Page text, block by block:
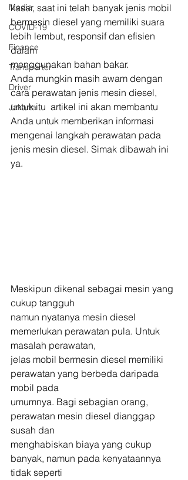
Media
COVID-19
Finance
Transporter
Driver
Jakarta
kasar, saat ini telah banyak jenis mobil
bermesin diesel yang memiliki suara
lebih lembut, responsif dan efisien
dalam
menggunakan bahan bakar.
Anda mungkin masih awam dengan
cara perawatan jenis mesin diesel,
untuk itu  artikel ini akan membantu
Anda untuk memberikan informasi
mengenai langkah perawatan pada
jenis mesin diesel. Simak dibawah ini
ya.
Meskipun dikenal sebagai mesin yang
cukup tangguh
namun nyatanya mesin diesel
memerlukan perawatan pula. Untuk
masalah perawatan,
jelas mobil bermesin diesel memiliki
perawatan yang berbeda daripada
mobil pada
umumnya. Bagi sebagian orang,
perawatan mesin diesel dianggap
susah dan
menghabiskan biaya yang cukup
banyak, namun pada kenyataannya
tidak seperti